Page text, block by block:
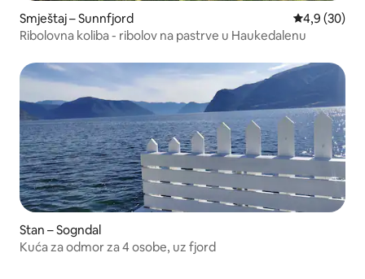
Smještaj – Sunnfjord Prosječna
4,9 (30)
Ribolovna koliba - ribolov na pastrve u Haukedalenu
Stan – Sogndal
Kuća za odmor za 4 osobe, uz fjord